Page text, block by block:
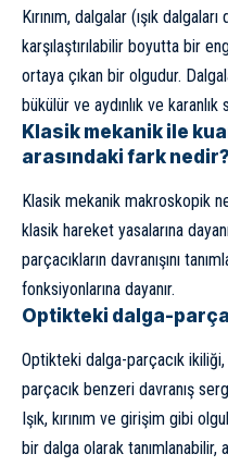
Kırınım, dalgalar (ışık
karşılaştırılabilir boyutta bir
ortaya çıkan bir olgudur.
bükülür ve aydınlık ve
Klasik mekanik ile
arasındaki fark nedir?
Klasik mekanik makroskopik
klasik hareket yasalarına
parçacıkların davranışını
fonksiyonlarına dayanır.
Optikteki dalga-
Optikteki dalga-parçacık ikiliği,
parçacık benzeri davranış
Işık, kırınım ve girişim gibi
bir dalga olarak